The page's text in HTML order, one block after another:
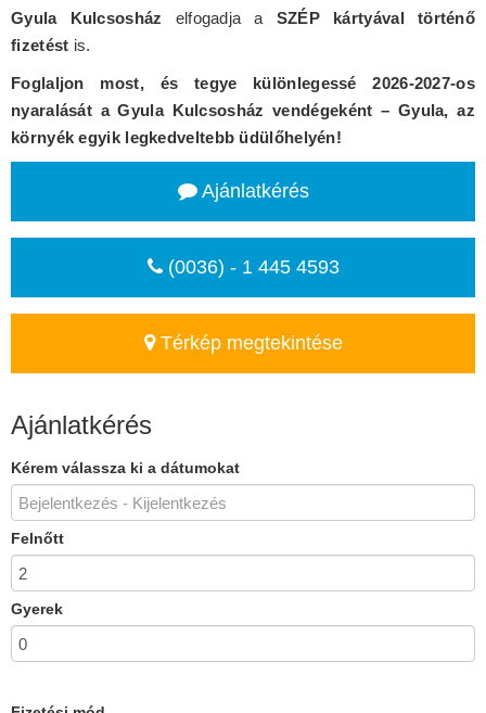
Gyula Kulcsosház elfogadja a SZÉP kártyával történő
fizetést is.
Foglaljon most, és tegye különlegessé 2026-2027-os
nyaralását a Gyula Kulcsosház vendégeként – Gyula, az
környék egyik legkedveltebb üdülőhelyén!
Ajánlatkérés
(0036) - 1 445 4593
Térkép megtekintése
Ajánlatkérés
Kérem válassza ki a dátumokat
Felnőtt
Gyerek